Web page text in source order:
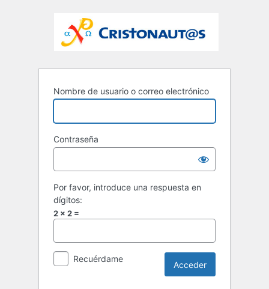
Nombre de usuario o correo electrónico
Contraseña
Por favor, introduce una respuesta en
dígitos:
2 × 2 =
Recuérdame